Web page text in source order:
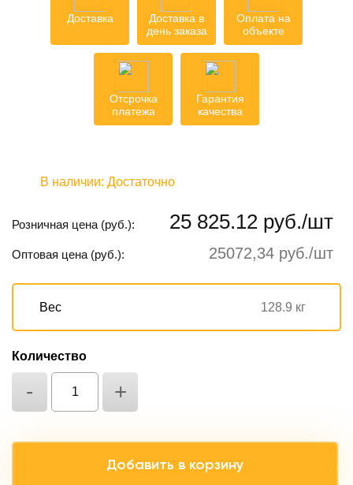
Доставка
Доставка в
день заказа
Оплата на
объекте
Отсрочка
платежа
Гарантия
качества
В наличии: Достаточно
Розничная цена (руб.): 25 825.12 руб./шт
Оптовая цена (руб.): 25072,34 руб./шт
Вес 128.9 кг
Количество
- +
Добавить в корзину